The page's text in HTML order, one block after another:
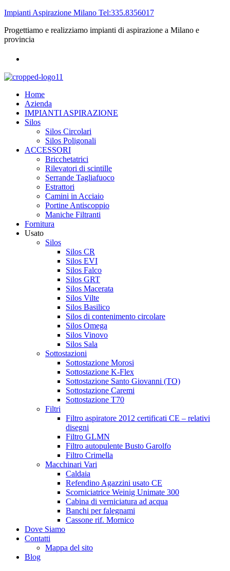
Impianti Aspirazione Milano Tel:335.8356017
Progettiamo e realizziamo impianti di aspirazione a Milano e
provincia
Home
Azienda
IMPIANTI ASPIRAZIONE
Silos
Silos Circolari
Silos Poligonali
ACCESSORI
Bricchetatrici
Rilevatori di scintille
Serrande Tagliafuoco
Estrattori
Camini in Acciaio
Portine Antiscoppio
Maniche Filtranti
Fornitura
Usato
Silos
Silos CR
Silos EVI
Silos Falco
Silos GRT
Silos Macerata
Silos Vilte
Silos Basilico
Silos di contenimento circolare
Silos Omega
Silos Vinovo
Silos Sala
Sottostazioni
Sottostazione Morosi
Sottostazione K-Flex
Sottostazione Santo Giovanni (TO)
Sottostazione Caremi
Sottostazione T70
Filtri
Filtro aspiratore 2012 certificati CE – relativi
disegni
Filtro GLMN
Filtro autopulente Busto Garolfo
Filtro Crimella
Macchinari Vari
Caldaia
Refendino Agazzini usato CE
Scorniciatrice Weinig Unimate 300
Cabina di verniciatura ad acqua
Banchi per falegnami
Cassone rif. Mornico
Dove Siamo
Contatti
Mappa del sito
Blog